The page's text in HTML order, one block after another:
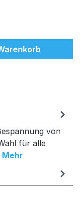
von
für alle
Mehr